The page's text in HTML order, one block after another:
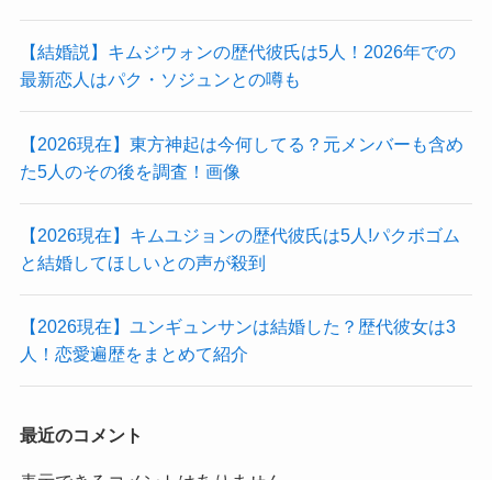
【結婚説】キムジウォンの歴代彼氏は5人！2026年での
最新恋人はパク・ソジュンとの噂も
【2026現在】東方神起は今何してる？元メンバーも含め
た5人のその後を調査！画像
【2026現在】キムユジョンの歴代彼氏は5人!パクボゴム
と結婚してほしいとの声が殺到
【2026現在】ユンギュンサンは結婚した？歴代彼女は3
人！恋愛遍歴をまとめて紹介
最近のコメント